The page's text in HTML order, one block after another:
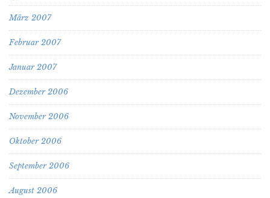
März 2007
Februar 2007
Januar 2007
Dezember 2006
November 2006
Oktober 2006
September 2006
August 2006